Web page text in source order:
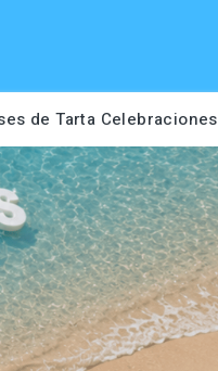
de Tarta Celebraciones